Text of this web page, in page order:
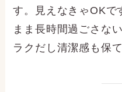
す。見えなきゃOKで
まま長時間過ごさな
ラクだし清潔感も保